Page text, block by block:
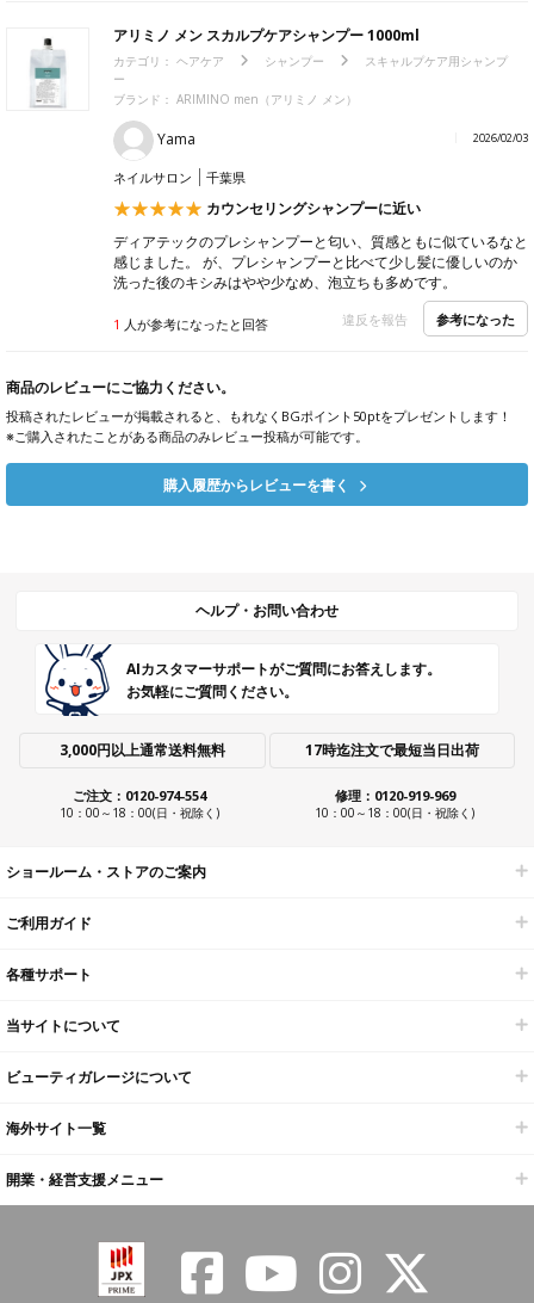
アリミノ メン スカルプケアシャンプー 1000ml
カテゴリ： ヘアケア シャンプー
スキャルプケア用シャンプ
ー
ブランド： ARIMINO men（アリミノ メン）
Yama 2026/02/03
ネイルサロン 千葉県
カウンセリングシャンプーに近い
ディアテックのプレシャンプーと匂い、質感ともに似ているなと
感じました。 が、プレシャンプーと比べて少し髪に優しいのか
洗った後のキシみはやや少なめ、泡立ちも多めです。
1 人が参考になったと回答 違反を報告 参考になった
商品のレビューにご協力ください。
投稿されたレビューが掲載されると、もれなくBGポイント50ptをプレゼントします！
※ご購入されたことがある商品のみレビュー投稿が可能です。
購入履歴からレビューを書く
ヘルプ・お問い合わせ
AIカスタマーサポートがご質問にお答えします。
お気軽にご質問ください。
3,000円以上通常送料無料 17時迄注文で最短当日出荷
ご注文：0120-974-554
10：00～18：00(日・祝除く)
修理：0120-919-969
10：00～18：00(日・祝除く)
ショールーム・ストアのご案内
ご利用ガイド
各種サポート
当サイトについて
ビューティガレージについて
海外サイト一覧
開業・経営支援メニュー